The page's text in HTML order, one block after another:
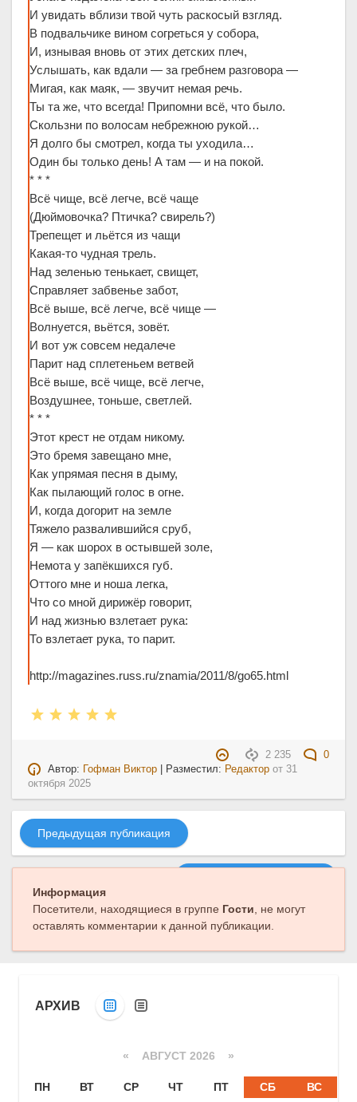
И увидать вблизи твой чуть раскосый взгляд.
В подвальчике вином согреться у собора,
И, изнывая вновь от этих детских плеч,
Услышать, как вдали — за гребнем разговора —
Мигая, как маяк, — звучит немая речь.
Ты та же, что всегда! Припомни всё, что было.
Скользни по волосам небрежною рукой…
Я долго бы смотрел, когда ты уходила…
Один бы только день! А там — и на покой.
* * *
Всё чище, всё легче, всё чаще
(Дюймовочка? Птичка? свирель?)
Трепещет и льётся из чащи
Какая-то чудная трель.
Над зеленью тенькает, свищет,
Справляет забвенье забот,
Всё выше, всё легче, всё чище —
Волнуется, вьётся, зовёт.
И вот уж совсем недалече
Парит над сплетеньем ветвей
Всё выше, всё чище, всё легче,
Воздушнее, тоньше, светлей.
* * *
Этот крест не отдам никому.
Это бремя завещано мне,
Как упрямая песня в дыму,
Как пылающий голос в огне.
И, когда догорит на земле
Тяжело развалившийся сруб,
Я — как шорох в остывшей золе,
Немота у запёкшихся губ.
Оттого мне и ноша легка,
Что со мной дирижёр говорит,
И над жизнью взлетает рука:
То взлетает рука, то парит.
http://magazines.russ.ru/znamia/2011/8/go65.html
2 235
0
Автор:
Гофман Виктор | Разместил: Редактор от 31
октября 2025
Предыдущая публикация
Информация
Посетители, находящиеся в группе Гости, не могут
оставлять комментарии к данной публикации.
АРХИВ
« АВГУСТ 2026 »
ПН ВТ СР ЧТ ПТ СБ
ВС